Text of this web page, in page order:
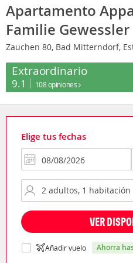
Apartamento
Familie Gewessler
Zauchen 80, Bad Mitterndorf,
Extraordinario
9.1 108 opiniones
Elige tus fechas
VER
Añadir vuelo ahorra